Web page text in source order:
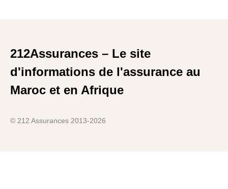
212Assurances – Le site
d'informations de l'assurance au
Maroc et en Afrique
© 212 Assurances 2013-2026